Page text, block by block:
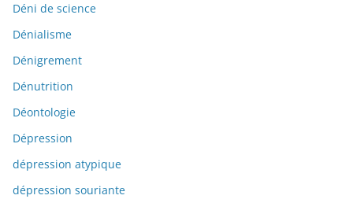
Déni de science
Dénialisme
Dénigrement
Dénutrition
Déontologie
Dépression
dépression atypique
dépression souriante